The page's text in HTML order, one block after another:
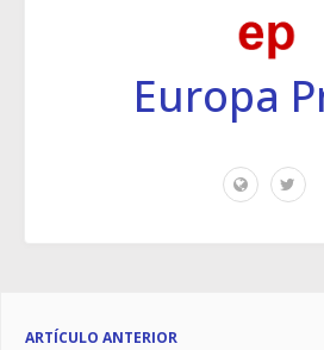
Europa
ARTÍCULO ANTERIOR